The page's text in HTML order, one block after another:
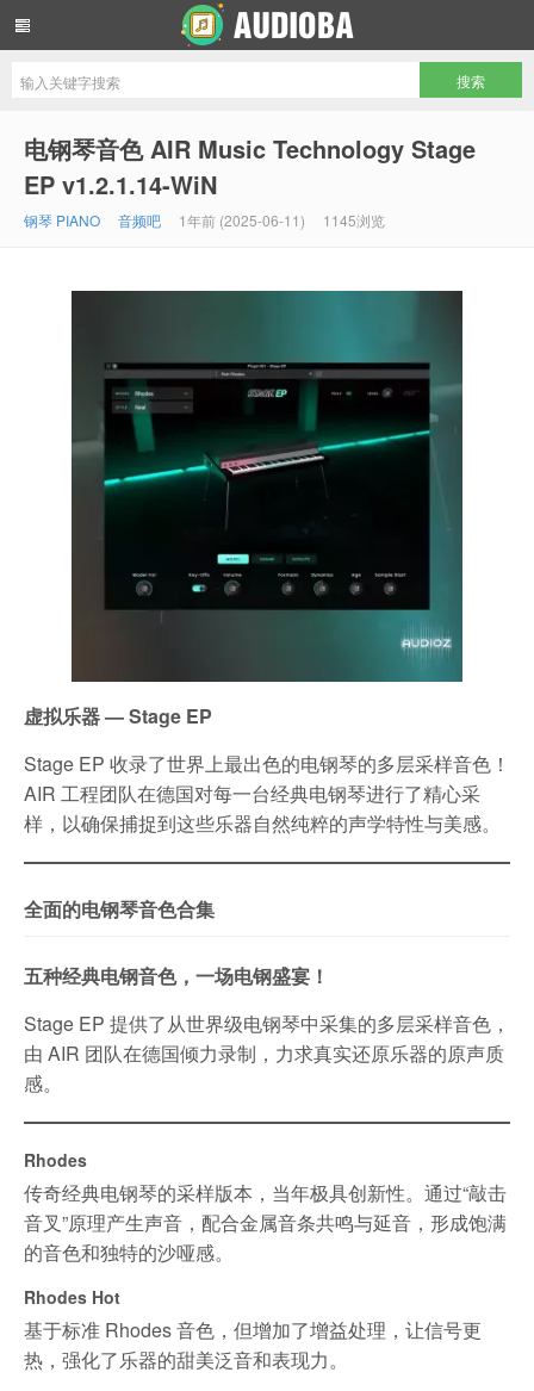
电钢琴音色 AIR Music Technology Stage
EP v1.2.1.14-WiN
钢琴 PIANO 音频吧 1年前 (2025-06-11) 1145浏览
虚拟乐器 — Stage EP
Stage EP 收录了世界上最出色的电钢琴的多层采样音色！
AIR 工程团队在德国对每一台经典电钢琴进行了精心采
样，以确保捕捉到这些乐器自然纯粹的声学特性与美感。
全面的电钢琴音色合集
五种经典电钢音色，一场电钢盛宴！
Stage EP 提供了从世界级电钢琴中采集的多层采样音色，
由 AIR 团队在德国倾力录制，力求真实还原乐器的原声质
感。
Rhodes
传奇经典电钢琴的采样版本，当年极具创新性。通过“敲击
音叉”原理产生声音，配合金属音条共鸣与延音，形成饱满
的音色和独特的沙哑感。
Rhodes Hot
基于标准 Rhodes 音色，但增加了增益处理，让信号更
热，强化了乐器的甜美泛音和表现力。